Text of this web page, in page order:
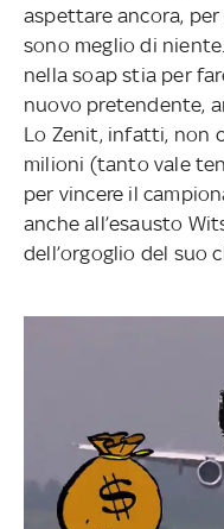
aspettare ancora,
sono meglio di
nella soap stia per
nuovo pretendente,
Lo Zenit, infatti, non
milioni (tanto vale
per vincere il
anche all’esausto
dell’orgoglio del suo